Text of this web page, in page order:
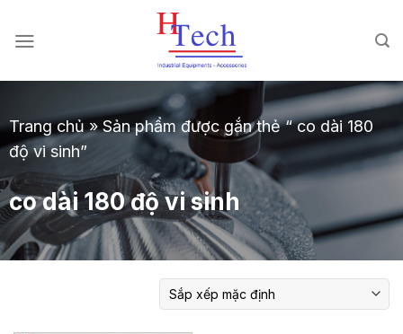
đến
dung
Trang chủ»Sản phẩm được gắn thẻ “ co dài 180
độ vi sinh”
co dài 180 độ vi sinh